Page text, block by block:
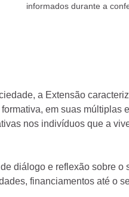
informados durante a
a Extensão
em suas múltiplas
nos indivíduos que a
diálogo e reflexão sobre o
financiamentos até o